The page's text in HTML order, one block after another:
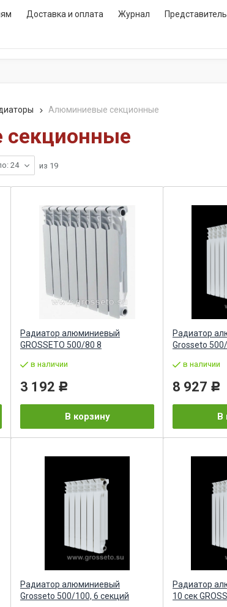
Доставка и оплата Журнал
Алюминиевые секционные
24 из 19
Радиатор алюминиевый
GROSSETO 500/80 8
в наличии
3 192 Р
В корзину
Радиатор
Grosseto
в наличии
8 927 Р
В
Радиатор алюминиевый
Grosseto 500/100, 6 секций
Радиатор
10 сек